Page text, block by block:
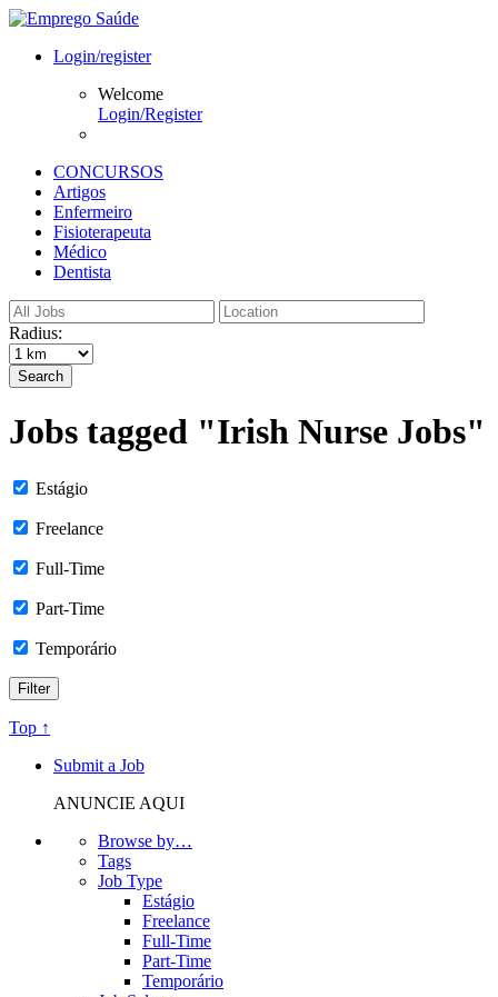
Login/register
Welcome
Login/Register
CONCURSOS
Artigos
Enfermeiro
Fisioterapeuta
Médico
Dentista
Radius:
Search
Jobs tagged "Irish Nurse Jobs"
Estágio
Freelance
Full-Time
Part-Time
Temporário
Top ↑
Submit a Job
ANUNCIE AQUI
Browse by…
Tags
Job Type
Estágio
Freelance
Full-Time
Part-Time
Temporário